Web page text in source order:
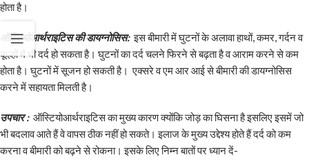
होता है।
ऑस्टियोआर्थराइटिस की डायग्नोसिस:इस बीमारी में घुटनों के अलावा हाथों, कमर, गर्दन व
कूल्हों में भी दर्द हो सकता है। घुटनों कादर्दचलने फिरने से बढ़ता है व आराम करने से कम
होता है। घुटनों में सूजन हो सकती है। एक्सरे व एम आर आई से बीमारी की डायग्नोसिस
करने में सहायता मिलती है।
उपचार :ऑस्टियोआर्थराइटिस का मुख्य कारण क्योंकि जोड़ का घिसना है इसलिए इसमें जो
भी बदलाव आते हैं वे वापस ठीक नहीं हो सकते। इलाज के मुख्य उद्देश्य होते हैं दर्द को कम
करना व बीमारी को बढ़ने से रोकना। इसके लिए निम्न बातों पर ध्यान दें-